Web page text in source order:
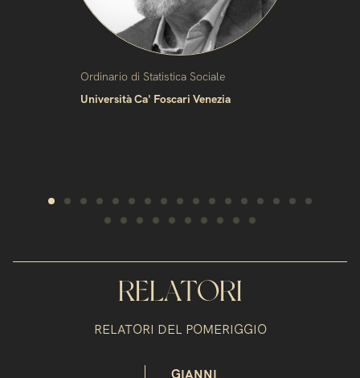
Ordinario di Statistica Sociale
Università Ca' Foscari Venezia
RELATORI
RELATORI DEL POMERIGGIO
GIANNI